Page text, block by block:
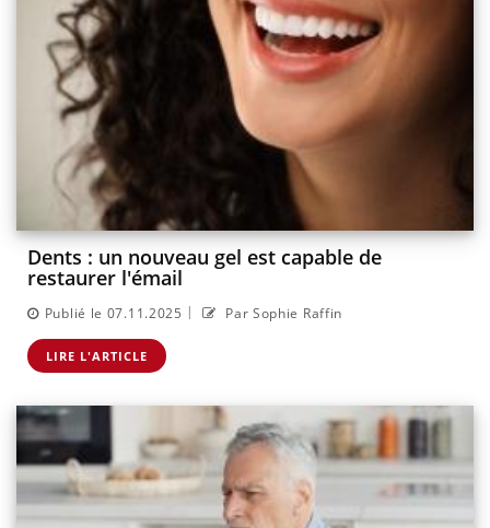
Dents : un nouveau gel est capable de
restaurer l'émail
Publié le 07.11.2025 | Par Sophie Raffin
LIRE L'ARTICLE